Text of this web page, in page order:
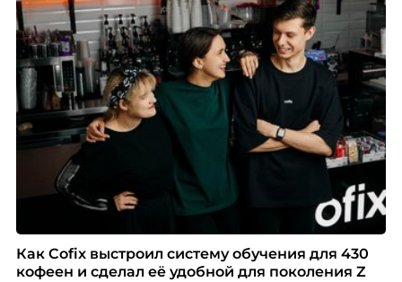
Как Cofix выстроил систему обучения для 430
кофеен и сделал её удобной для поколения Z